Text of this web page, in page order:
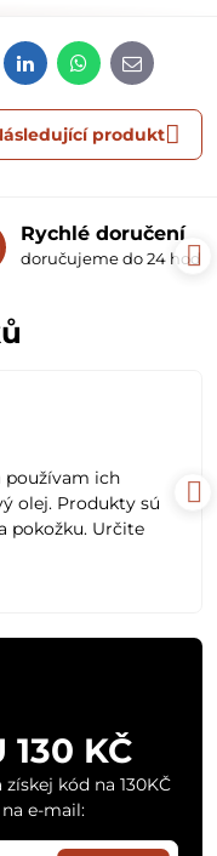
LinkedInWhatsApp
E-
mail
produkt
Rychlé doručení
doručujeme do 24 hodin
používam ich
olej. Produkty sú
pokožku. Určite
130 KČ
kód na 130KČ
e-mail: